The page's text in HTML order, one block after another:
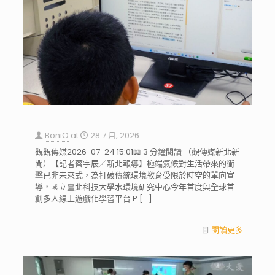
BoniO at
28 7 月, 2026
觀觀傳媒2026-07-24 15:01📖 3 分鐘閱讀 （觀傳媒新北新
聞）【記者蔡宇辰／新北報導】極端氣候對生活帶來的衝
擊已非未來式，為打破傳統環境教育受限於時空的單向宣
導，國立臺北科技大學水環境研究中心今年首度與全球首
創多人線上遊戲化學習平台 P […]
閱讀更多